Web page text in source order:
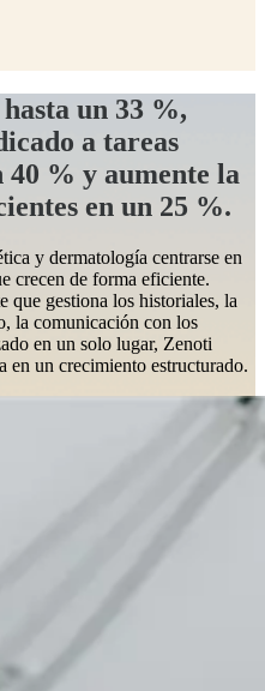
un 33 %,
a tareas
% y aumente la
en un 25 %.
y dermatología centrarse en
crecen de forma eficiente.
que gestiona los historiales, la
la comunicación con los
en un solo lugar, Zenoti
en un crecimiento estructurado.